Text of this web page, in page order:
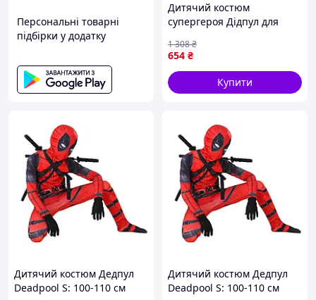
Персональні товарні
підбірки у додатку
Дитячий костюм
супергероя Дідпул для
підходить для свят
654 ₴
1 308₴
Купити
Дитячий костюм Дедпул
Deadpool S: 100-110 см
Дитячий костюм Дедпул
Deadpool S: 100-110 см